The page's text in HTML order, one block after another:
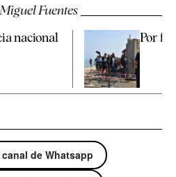
Fuentes
nacional
Por
de Whatsapp